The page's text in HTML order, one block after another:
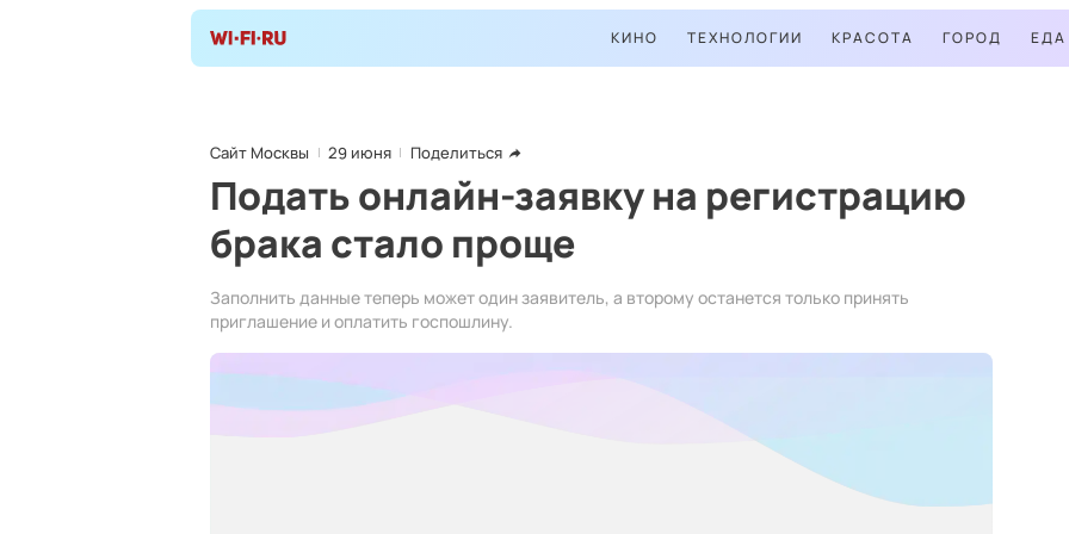
КИНО ТЕХНОЛОГИИ КРАСОТА ГОРОД ЕДА
Сайт Москвы 29 июня Поделиться
Подать онлайн-заявку на регистрацию
брака стало проще
Заполнить данные теперь может один заявитель, а второму останется только принять
приглашение и оплатить госпошлину.